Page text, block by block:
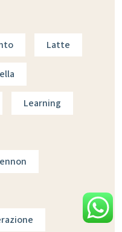
Latte
Learning